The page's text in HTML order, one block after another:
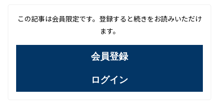
この記事は会員限定です。登録すると続きをお読みいただけ
ます。
会員登録
ログイン